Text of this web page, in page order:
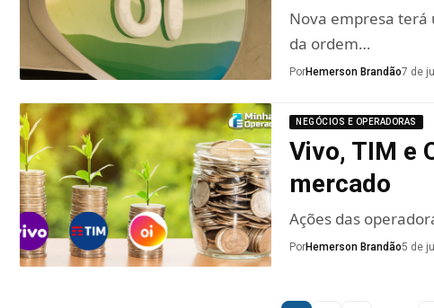
Nova empresa
da ordem…
PorHemerson Brandão7 de
NEGÓCIOS E OPERADORAS
Vivo, TIM e
mercado
Ações das
PorHemerson Brandão5 de